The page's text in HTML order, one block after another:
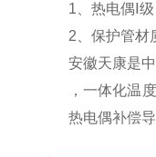
1、热电偶Ⅰ
2、保护管材
安徽天康是
，一体化温
热电偶补偿